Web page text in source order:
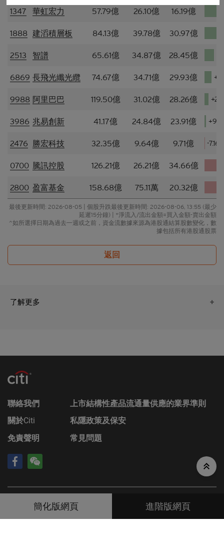
擁有人絕不承擔責任。本香港網站所載的任何資料嚴
的地區複製、分發、傳送、披露或發佈給當地人士，
到美國或直接或間接在美國或向任何美籍人士（定義
的法律及法規，本香港網站的內容僅為香港居民而
或下載當中任何內容。
並非邀約/意見/建議
成或組成購買、出售、認購或承銷任何材料或本香港
的一項（或其中一部分的）要約、邀請、招攬、誘
品或達成任何交易的意見或任何形式的建議。本網站
的內容並不構成任何合約或承諾的依據。本香港網站
或其材料不應被視為任何類型或形式的廣告、誘因或
聲明。
所編製的材料僅概括以一般資訊接收者為對象，並無
特別以某一資訊接收者的具體需要作為考慮因素。
並無核證
該等材料未必完整或準確。材料所載的見解、估計及
人士）（統稱「Citigroup」）或任何資料提供者，一
合理性或任何該等材料在任何用途上的合適性作出任
站所登載的材料僅作參考用途，資訊接收者不應賴作
斷。
香港網站所登載的指示性價格水平、披露材料、估值
為依據。所採用的假設及參數絕非唯一可經合理挑選
所得的選擇，因此，並不保證有關的引述、披露或分
回報或表現會在將來實現。有關資料僅供參考之用，
並不構成網站擁有人的投資意見。
結構性產品的風險因素
1347 華虹宏力 57.79億 26.10億 16.19億
1888 建滔積層板 84.13億 39.78億 30.97億
2513 智譜 65.61億 34.87億 28.45億
6869 長飛光纖光纜 74.67億 34.71億 29.93億
9988 阿里巴巴 119.50億 31.02億 28.26億
3986 兆易創新 41.17億 24.84億 23.91億
2476 勝宏科技 32.35億 9.64億 9.71億 -7.16
0700 騰訊控股 126.21億 26.21億 34.66億
2800 盈富基金 158.68億 75.11萬 20.32億
最後更新時間: 2026-08-05
個股升跌最後更新時間: 2026-08-06, 13:55 (最少
延遲15分鐘) | *淨流入/流出金額=買入金額-賣出金額
^如所選擇日期為過去一週或之前，資金流數據來源為港股通結算股數變化，數
據包括所有港股通股票
返回
了解更多
時資金出入數據。投資者可查詢過去10個交易日內，十大成交活躍
股份的北水資金流向。網站 更獨家提供北水買/賣成交額比例數
搜尋個股北水資金流及成交活躍股
已成為反映市場情緒的重要指標。除了十大成交活躍股外，花旗更
號，查詢過去1星期至6個月內的北水歷史資金流向數據。這突破了
坊間只提供十大活躍股份的限 制，讓您能橫向及縱向比較不同資
如何分析北水/南水資金流向趨勢?
整體北水資金流向
聯絡我們
上市結構性產品流通量供應的業界準則
關於Citi
私隱政策及保安
免責聲明
常見問題
簡化版網頁 進階版網頁